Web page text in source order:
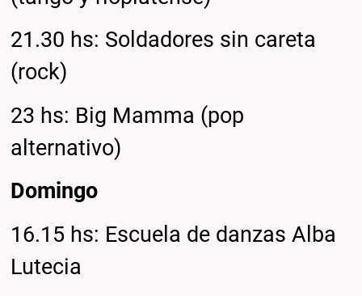
21.30 hs: Soldadores sin careta
(rock)
23 hs: Big Mamma (pop
alternativo)
Domingo
16.15 hs: Escuela de danzas Alba
Lutecia